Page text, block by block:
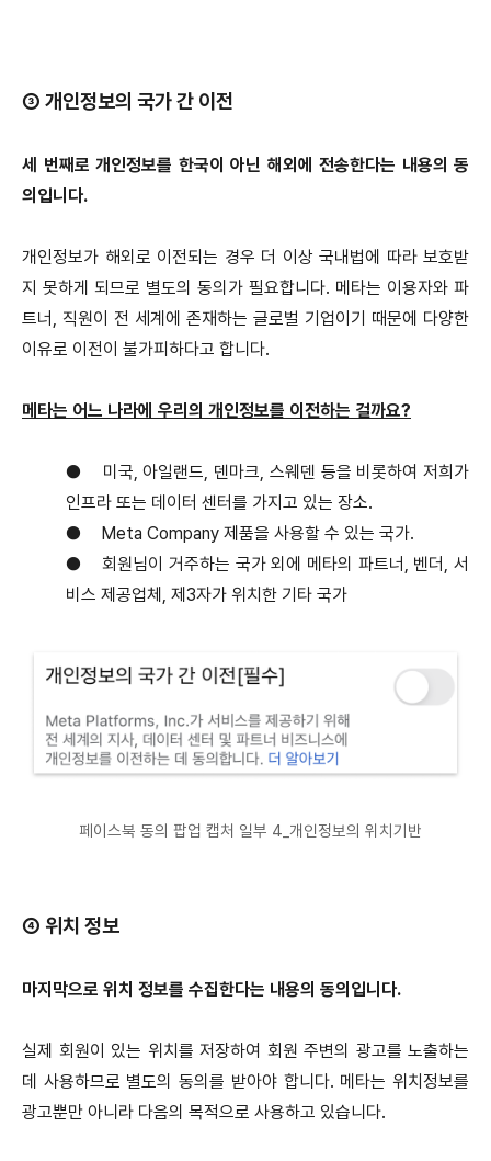
③ 개인정보의 국가 간 이전
세 번째로 개인정보를 한국이 아닌 해외에 전송한다는 내용의 동
의입니다.
개인정보가 해외로 이전되는 경우 더 이상 국내법에 따라 보호받
지 못하게 되므로 별도의 동의가 필요합니다. 메타는 이용자와 파
트너, 직원이 전 세계에 존재하는 글로벌 기업이기 때문에 다양한
이유로 이전이 불가피하다고 합니다.
메타는 어느 나라에 우리의 개인정보를 이전하는 걸까요?
●
미국, 아일랜드, 덴마크, 스웨덴 등을 비롯하여 저희가
인프라 또는 데이터 센터를 가지고 있는 장소.
●
Meta Company 제품을 사용할 수 있는 국가.
●
회원님이 거주하는 국가 외에 메타의 파트너, 벤더, 서
비스 제공업체, 제3자가 위치한 기타 국가
페이스북 동의 팝업 캡처 일부 4_개인정보의 위치기반
④ 위치 정보
마지막으로 위치 정보를 수집한다는 내용의 동의입니다.
실제 회원이 있는 위치를 저장하여 회원 주변의 광고를 노출하는
데 사용하므로 별도의 동의를 받아야 합니다. 메타는 위치정보를
광고뿐만 아니라 다음의 목적으로 사용하고 있습니다.